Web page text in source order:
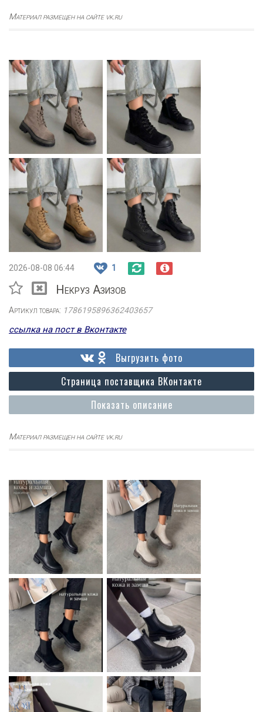
Материал размещен на сайте vk.ru
2026-08-08 06:44 1
Некруз Азизов
Артикул товара: 1786195896362403657
ссылка на пост в Вконтакте
Показать описание
Страница поставщика ВКонтакте
Выгрузить фото
Материал размещен на сайте vk.ru